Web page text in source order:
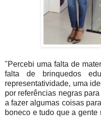
"Percebi uma falta de
falta de brinquedos
representatividade, uma
por referências negras
a fazer algumas coisas
boneco e tudo que a